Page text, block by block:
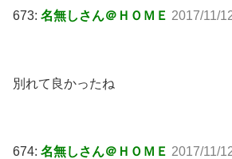
673: 名無しさん＠ＨＯＭＥ 2017/11/
別れて良かったね
674: 名無しさん＠ＨＯＭＥ 2017/11/